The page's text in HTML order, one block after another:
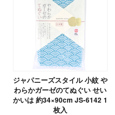
ジャパニーズスタイル 小紋 や
わらかガーゼのてぬぐい せい
かいは 約34×90cm JS-6142 1
枚入